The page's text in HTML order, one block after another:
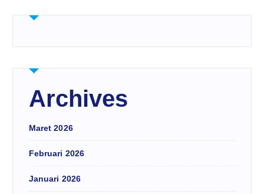
Archives
Maret 2026
Februari 2026
Januari 2026